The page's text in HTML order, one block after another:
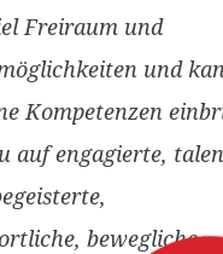
Freiraum und
und
Kompetenzen
auf engagierte,
bewegliche,